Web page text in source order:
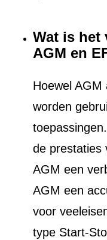
Wat is het
AGM en
Hoewel AGM
worden
de prestaties
AGM een
AGM een
voor
type Start-